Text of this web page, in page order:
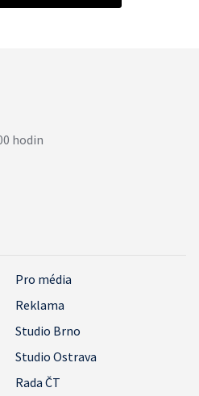
Pro média
Reklama
Studio Brno
Studio Ostrava
Rada ČT